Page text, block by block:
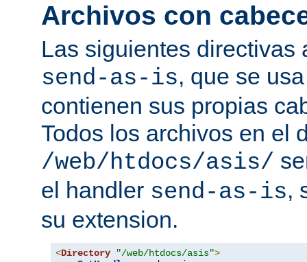
Archivos con
Las siguientes directivas
send-as-is, que se
contienen sus propias
Todos los archivos en el
/web/htdocs/asis/
el handler send-as-is,
su extension.
<Directory "/web/htdocs/asis">